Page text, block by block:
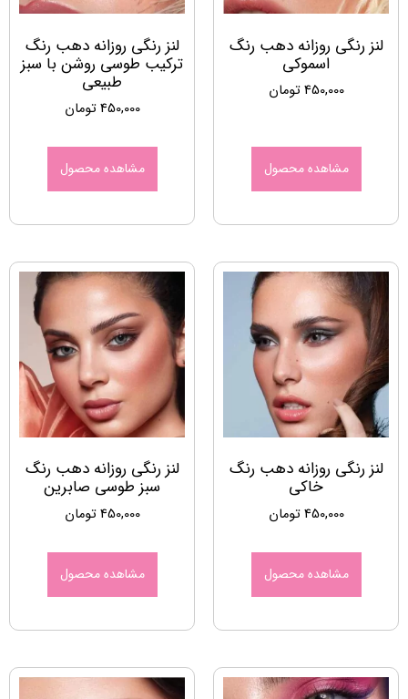
لنز رنگی روزانه دهب رنگ
اسموکی
450,000تومان
مشاهده محصول
لنز رنگی روزانه دهب رنگ
ترکیب طوسی روشن با سبز
طبیعی
450,000تومان
مشاهده محصول
لنز رنگی روزانه دهب رنگ
خاکی
450,000تومان
مشاهده محصول
لنز رنگی روزانه دهب رنگ
سبز طوسی صابرین
450,000تومان
مشاهده محصول